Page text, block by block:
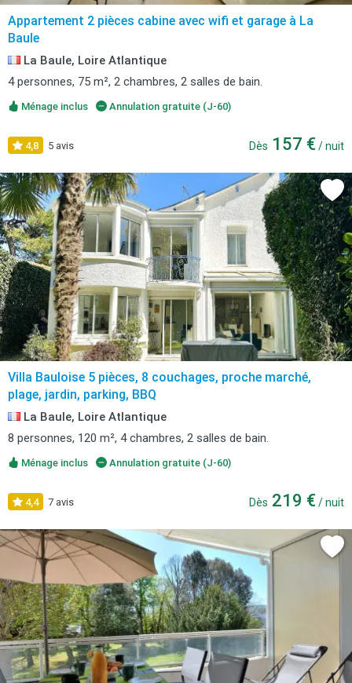
Appartement 2 pièces cabine avec wifi et garage à La
Baule
La Baule, Loire Atlantique
4 personnes, 75 m², 2 chambres, 2 salles de bain.
Ménage inclus Annulation gratuite (J-60)
4,8 5 avis Dès 157 € / nuit
Villa Bauloise 5 pièces, 8 couchages, proche marché,
plage, jardin, parking, BBQ
La Baule, Loire Atlantique
8 personnes, 120 m², 4 chambres, 2 salles de bain.
Ménage inclus Annulation gratuite (J-60)
4,4 7 avis Dès 219 € / nuit